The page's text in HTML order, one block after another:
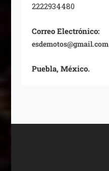
2222934480
Correo Electrónico:
esdemotos@gmail.com
Puebla, México.